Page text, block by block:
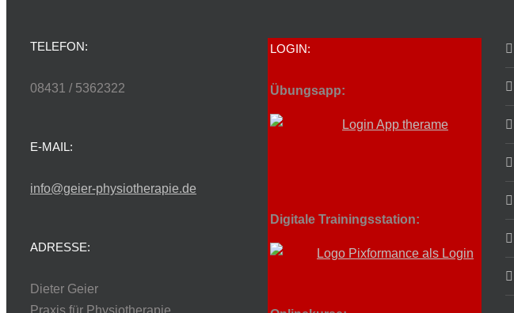
TELEFON:
08431 / 5362322
E-MAIL:
info@geier-physiotherapie.de
ADRESSE:
Dieter Geier
Praxis für Physiotherapie
LOGIN:
Übungsapp:
Digitale Trainingsstation: